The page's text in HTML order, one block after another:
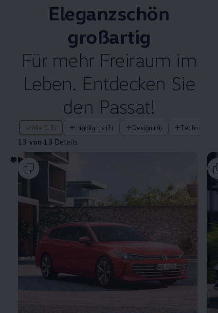
Eleganzschön
großartig
Für mehr Freiraum im
Leben. Entdecken Sie
den Passat!
Alle (13) Highlights (3) Design (4)
13 von 13 Details
13 von 13 Details